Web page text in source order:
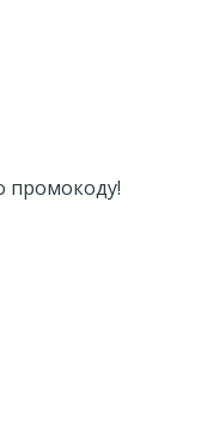
промокоду!